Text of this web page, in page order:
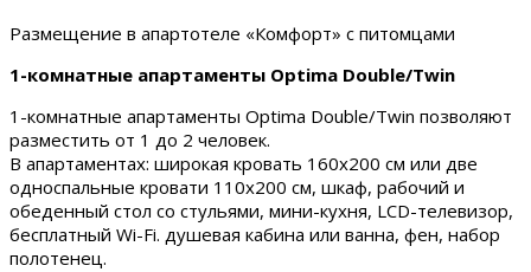
Размещение в апартотеле «Комфорт» с питомцами
1-комнатные апартаменты Optima Double/Twin
1-комнатные апартаменты Optima Double/Twin позволяют
разместить от 1 до 2 человек.
В апартаментах: широкая кровать 160х200 см или две
односпальные кровати 110х200 см, шкаф, рабочий и
обеденный стол со стульями, мини-кухня, LCD-телевизор,
бесплатный Wi-Fi. душевая кабина или ванна, фен, набор
полотенец.